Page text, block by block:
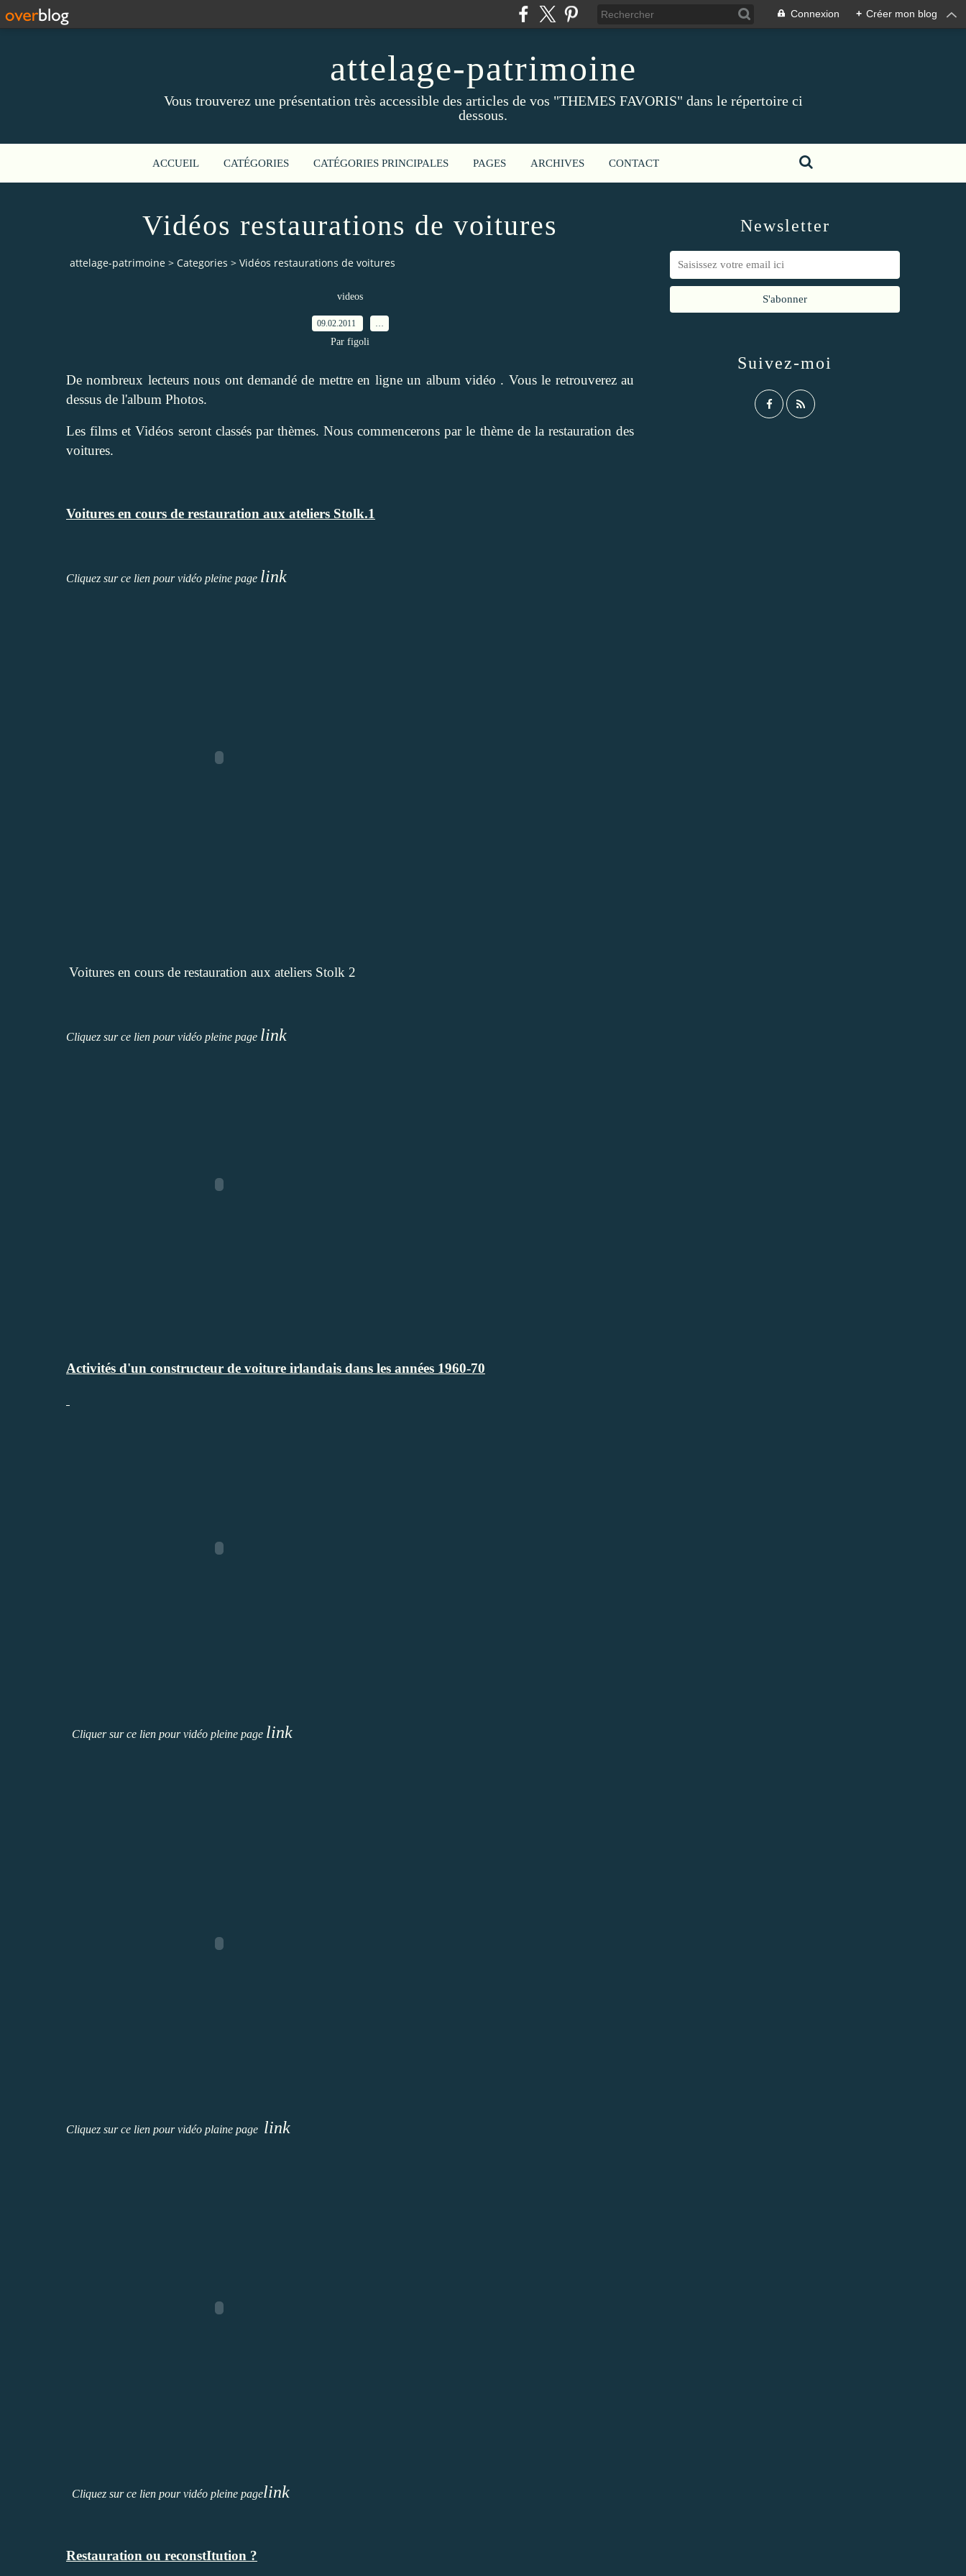
Connexion + Créer mon blog
attelage-patrimoine
Vous trouverez une présentation très accessible des articles de vos "THEMES FAVORIS" dans le répertoire ci
dessous.
ACCUEIL CATÉGORIES CATÉGORIES PRINCIPALES PAGES ARCHIVES CONTACT
Vidéos restaurations de voitures
attelage-patrimoine > Categories > Vidéos restaurations de voitures
videos
09.02.2011
Par figoli
De nombreux lecteurs nous ont demandé de mettre en ligne un album vidéo . Vous le retrouverez au
dessus de l'album Photos.
Les films et Vidéos seront classés par thèmes. Nous commencerons par le thème de la restauration des
voitures.
Voitures en cours de restauration aux ateliers Stolk.1
Cliquez sur ce lien pour vidéo pleine page link
Voitures en cours de restauration aux ateliers Stolk 2
Cliquez sur ce lien pour vidéo pleine page link
Activités d'un constructeur de voiture irlandais dans les années 1960-70
Cliquer sur ce lien pour vidéo pleine page link
Cliquez sur ce lien pour vidéo plaine page link
Cliquez sur ce lien pour vidéo pleine pagelink
Restauration ou reconstItution ?
Newsletter
Suivez-moi